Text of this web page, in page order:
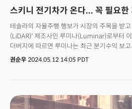
했는데요. 테슬라 측도 저가 보급형 EV에 대한
탑재하겠다고만 언급한 상황입니다.현재 테슬
않습니다. 일론 머스크의 급진적인 정치 참여
글로벌 판매가 줄고, 미국 일부 지역에서는 테
사건이 일어나기도 했습니다.여기에 지난 20
전기 픽업트럭인 ‘사이버트럭’ 4만6096대를
계기를 가져올 수 있을지 업계의 관심이 쏠리
스키니 전기차가 온다... 꼭 필요한
테슬라의 자율주행 행보가 시장의 주목을 받
(LiDAR)' 제조사인 루미나(Luminar)로부터
더버지에 따르면 루미나는 최근 분기수익 보
라이다 고객이었다"라고 밝혔습니다. 전체 회
때문인데요. 심지어 머스크는 라이다를 '목발'
자율주행 기능을 개발하기 위해 라이다에 의존
권순우 2024.05.12 14:05 PDT